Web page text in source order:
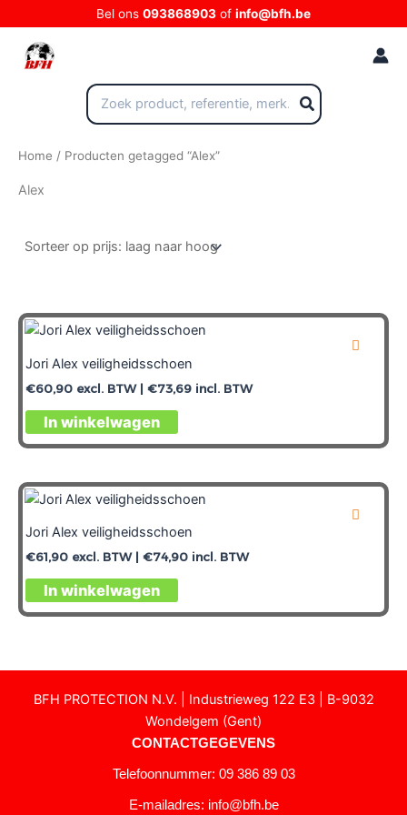
naar
Bel ons 093868903 of info@bfh.be
Zoeken
naar:
Home / Producten getagged “Alex”
Alex
Jori Alex veiligheidsschoen
€60,90 excl. BTW | €73,69 incl. BTW
In winkelwagen
Jori Alex veiligheidsschoen
€61,90 excl. BTW | €74,90 incl. BTW
In winkelwagen
BFH PROTECTION N.V. | Industrieweg 122 E3 | B-9032
Wondelgem (Gent)
CONTACTGEGEVENS
Telefoonnummer: 09 386 89 03
E-mailadres: info@bfh.be